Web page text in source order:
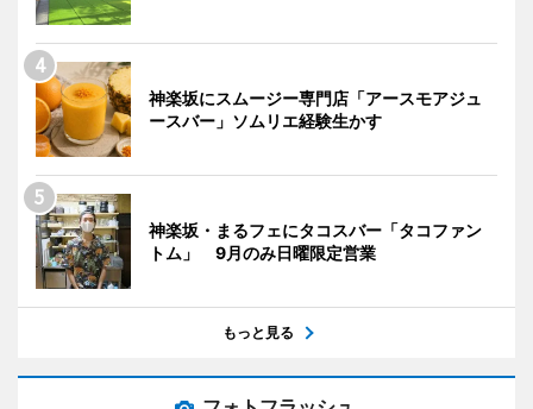
神楽坂にスムージー専門店「アースモアジュ
ースバー」ソムリエ経験生かす
神楽坂・まるフェにタコスバー「タコファン
トム」 9月のみ日曜限定営業
もっと見る